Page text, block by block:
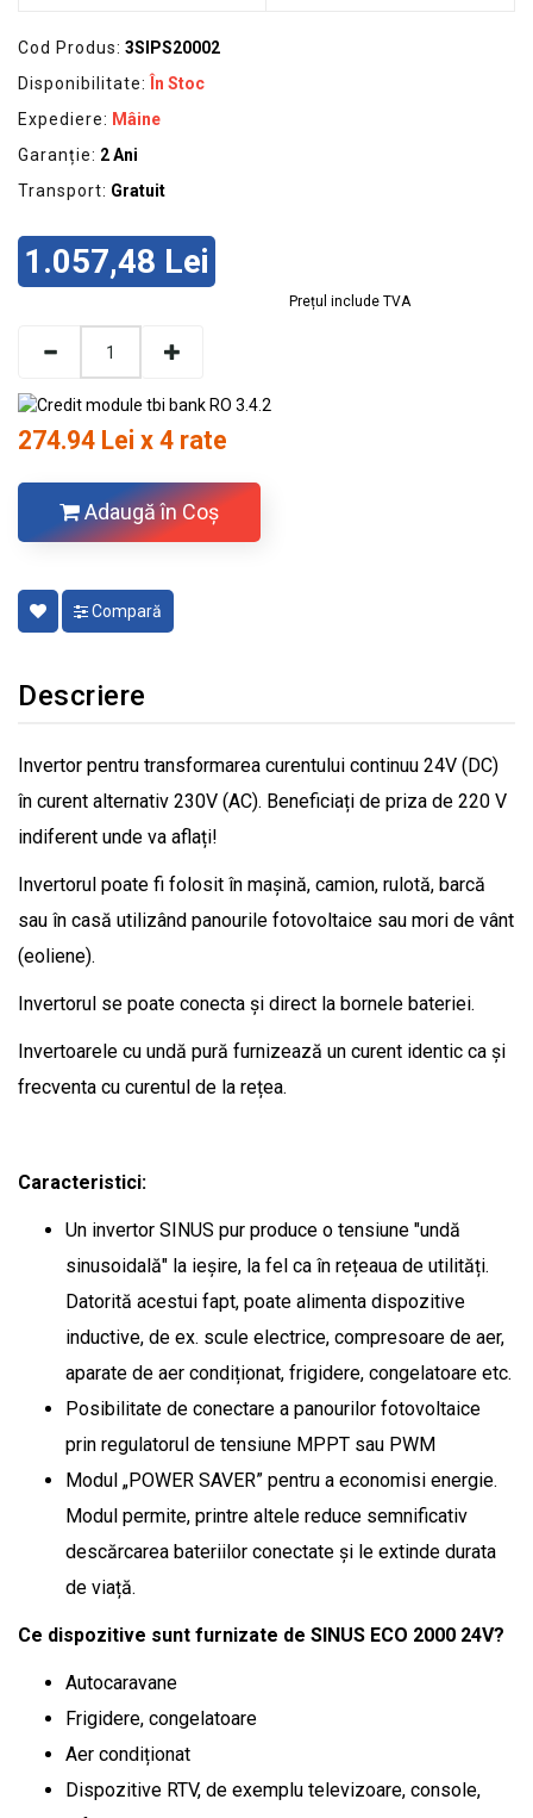
Cod Produs: 3SIPS20002
Disponibilitate:
În Stoc
Expediere: Mâine
Garanție: 2 Ani
Transport: Gratuit
1.057,48 Lei
Prețul include TVA
274.94 Lei x 4 rate
Adaugă în Coş
Compară
Descriere
Invertor pentru transformarea curentului continuu 24V (DC)
în curent alternativ 230V (AC). Beneficiați de priza de 220 V
indiferent unde va aflați!
Invertorul poate fi folosit în mașină, camion, rulotă, barcă
sau în casă utilizând panourile fotovoltaice sau mori de vânt
(eoliene).
Invertorul se poate conecta și direct la bornele bateriei.
Invertoarele cu undă pură furnizează un curent identic ca și
frecventa cu curentul de la rețea.
Caracteristici:
Un invertor SINUS pur produce o tensiune "undă
sinusoidală" la ieșire, la fel ca în rețeaua de utilități.
Datorită acestui fapt, poate alimenta dispozitive
inductive, de ex. scule electrice, compresoare de aer,
aparate de aer condiționat, frigidere, congelatoare etc.
Posibilitate de conectare a panourilor fotovoltaice
prin regulatorul de tensiune MPPT sau PWM
Modul „POWER SAVER” pentru a economisi energie.
Modul permite, printre altele reduce semnificativ
descărcarea bateriilor conectate și le extinde durata
de viață.
Ce dispozitive sunt furnizate de SINUS ECO 2000 24V?
Autocaravane
Frigidere, congelatoare
Aer condiționat
Dispozitive RTV, de exemplu televizoare, console,